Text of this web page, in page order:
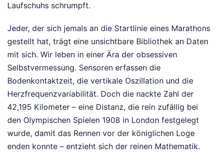
Laufschuhs schrumpft.
Jeder, der sich jemals an die Startlinie eines Marathons
gestellt hat, trägt eine unsichtbare Bibliothek an Daten
mit sich. Wir leben in einer Ära der obsessiven
Selbstvermessung. Sensoren erfassen die
Bodenkontaktzeit, die vertikale Oszillation und die
Herzfrequenzvariabilität. Doch die nackte Zahl der
42,195 Kilometer – eine Distanz, die rein zufällig bei
den Olympischen Spielen 1908 in London festgelegt
wurde, damit das Rennen vor der königlichen Loge
enden konnte – entzieht sich der reinen Mathematik.